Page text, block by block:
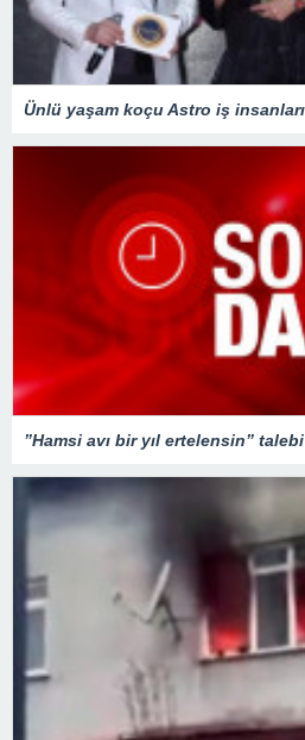
”Hamsi avı bir yıl ertelensin” talebi